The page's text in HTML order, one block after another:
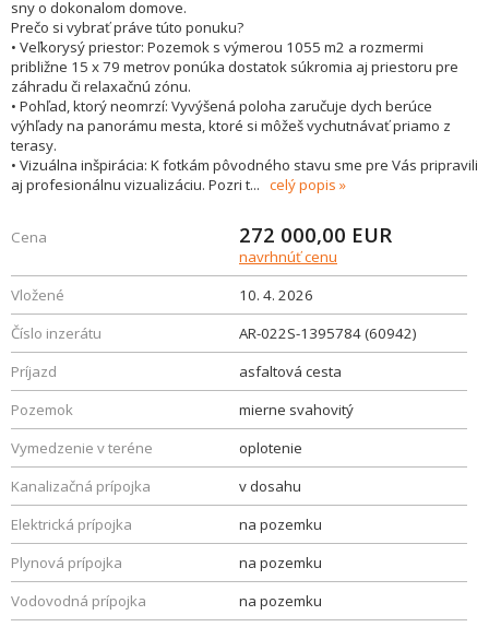
sny o dokonalom domove.
Prečo si vybrať práve túto ponuku?
• Veľkorysý priestor: Pozemok s výmerou 1055 m2 a rozmermi
približne 15 x 79 metrov ponúka dostatok súkromia aj priestoru pre
záhradu či relaxačnú zónu.
• Pohľad, ktorý neomrzí: Vyvýšená poloha zaručuje dych berúce
výhľady na panorámu mesta, ktoré si môžeš vychutnávať priamo z
terasy.
• Vizuálna inšpirácia: K fotkám pôvodného stavu sme pre Vás pripravili
aj profesionálnu vizualizáciu. Pozri t... celý popis
Cena 272 000,00 EUR
navrhnúť cenu
Vložené
10. 4. 2026
Číslo inzerátu
AR-022S-1395784 (60942)
Príjazd
asfaltová cesta
Pozemok
mierne svahovitý
Vymedzenie v teréne
oplotenie
Kanalizačná prípojka
v dosahu
Elektrická prípojka
na pozemku
Plynová prípojka
na pozemku
Vodovodná prípojka
na pozemku